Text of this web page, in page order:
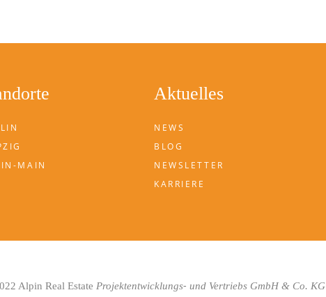
MAIN
Aktuelles
NEWS
BLOG
NEWSLETTER
KARRIERE
Alpin Real Estate Projektentwicklungs- und Vertriebs GmbH & Co. KG